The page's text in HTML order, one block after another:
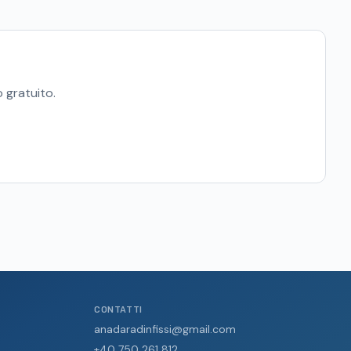
gratuito.
CONTATTI
anadaradinfissi@gmail.com